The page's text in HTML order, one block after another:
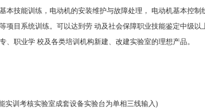
技能训练，电动机的安装维护与故障处理， 电动机基本控制
项目系统训练。可以达到劳 动及社会保障职业技能鉴定中级以
职业学 校及各类培训机构新建、改建实验室的理想产品。
实训考核实验室成套设备实验台为单相三线输入)